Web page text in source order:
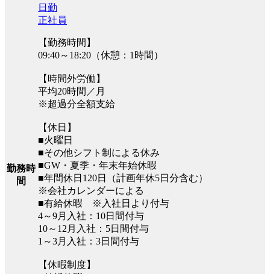
勤務時
間
日勤
正社員
【勤務時間】
09:40～18:20（休憩：1時間）
【時間外労働】
平均20時間／月
※超過分全額支給
【休日】
■火曜日
■その他シフト制による休み
■GW・夏季・年末年始休暇
■年間休日120日（計画年休5日分含む）
※会社カレンダーによる
■有給休暇 ※入社日より付与
4～9月入社：10日間付与
10～12月入社：5日間付与
1～3月入社：3日間付与
【休暇制度】